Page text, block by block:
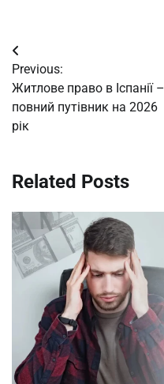
Post
navigation
Previous:
Житлове право в Іспанії –
повний путівник на 2026
рік
Related Posts